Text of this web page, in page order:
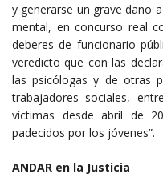
y generarse un grave daño
mental, en concurso real
deberes de funcionario
veredicto que con las
las psicólogas y de otras
trabajadores sociales,
víctimas desde abril de
padecidos por los jóvenes”.
ANDAR en la Justicia